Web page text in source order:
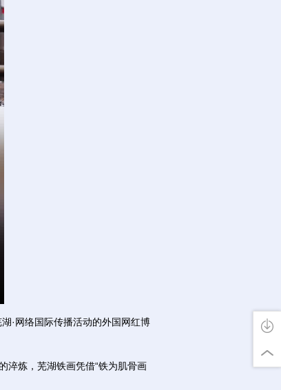
·网络国际传播活动的外国网红博
炼，芜湖铁画凭借“铁为肌骨画